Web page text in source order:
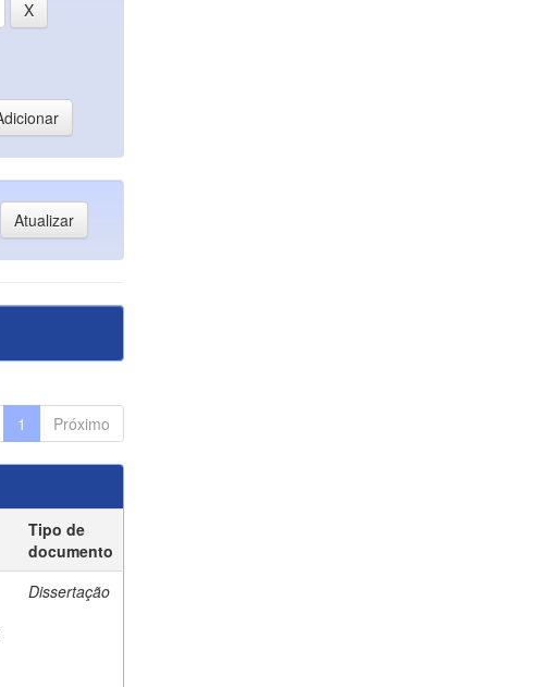
1 Próximo
Tipo de
documento
Dissertação